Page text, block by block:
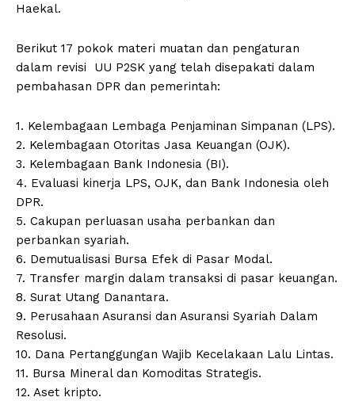
Haekal.
Berikut 17 pokok materi muatan dan pengaturan
dalam revisi UU P2SK yang telah disepakati dalam
pembahasan DPR dan pemerintah:
1.⁠ ⁠Kelembagaan Lembaga Penjaminan Simpanan (LPS).
2. Kelembagaan Otoritas Jasa Keuangan (OJK).
3. Kelembagaan Bank Indonesia (BI).
4. Evaluasi kinerja LPS, OJK, dan Bank Indonesia oleh
DPR.
5. Cakupan perluasan usaha perbankan dan
perbankan syariah.
6. Demutualisasi Bursa Efek di Pasar Modal.
7. Transfer margin dalam transaksi di pasar keuangan.
8. Surat Utang Danantara.
9. Perusahaan Asuransi dan Asuransi Syariah Dalam
Resolusi.
10. ⁠Dana Pertanggungan Wajib Kecelakaan Lalu Lintas.
11.⁠ ⁠Bursa Mineral dan Komoditas Strategis.
12.⁠ ⁠Aset kripto.